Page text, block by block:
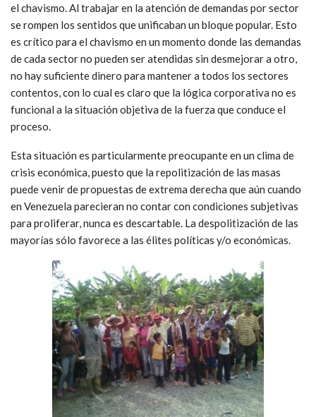
el chavismo. Al trabajar en la atención de demandas por sector
se rompen los sentidos que unificaban un bloque popular. Esto
es crítico para el chavismo en un momento donde las demandas
de cada sector no pueden ser atendidas sin desmejorar a otro,
no hay suficiente dinero para mantener a todos los sectores
contentos, con lo cual es claro que la lógica corporativa no es
funcional a la situación objetiva de la fuerza que conduce el
proceso.
Esta situación es particularmente preocupante en un clima de
crisis económica, puesto que la repolitización de las masas
puede venir de propuestas de extrema derecha que aún cuando
en Venezuela parecieran no contar con condiciones subjetivas
para proliferar, nunca es descartable. La despolitización de las
mayorías sólo favorece a las élites políticas y/o económicas.